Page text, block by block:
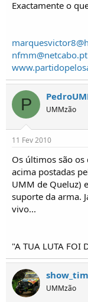
Exactamente o
nfmm@netcabo.pt
P UMMzão
11 Fev 2010
Os últimos são os
acima postadas
UMM de Queluz)
suporte da arma.
vivo...
"A TUA LUTA FOI
UMMzão